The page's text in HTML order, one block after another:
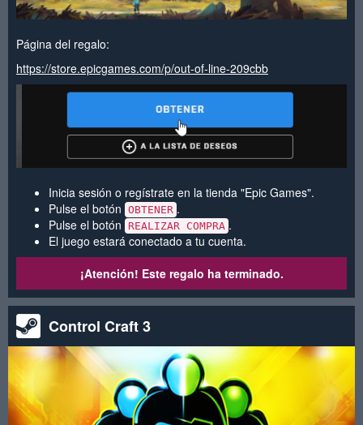
Página del regalo:
https://store.epicgames.com/p/out-of-line-209cbb
Inicia sesión o regístrate en la tienda "Epic Games".
Pulse el botón OBTENER .
Pulse el botón
REALIZAR COMPRA .
El juego estará conectado a tu cuenta.
¡Atención! Este regalo ha terminado.
Control Craft 3